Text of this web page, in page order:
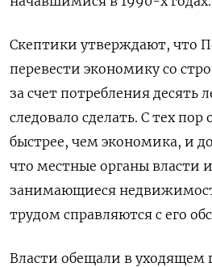
Скептики утверждают, что
перевести экономику со
за счет потребления десять
следовало сделать. С тех пор
быстрее, чем экономика, и
что местные органы власти
занимающиеся
трудом справляются с его
Власти обещали в уходящем